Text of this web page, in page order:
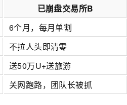
已崩盘交易所B
6个月，每月单割
不拉人头即清零
送50万U+送旅游
关网跑路，团队长被抓